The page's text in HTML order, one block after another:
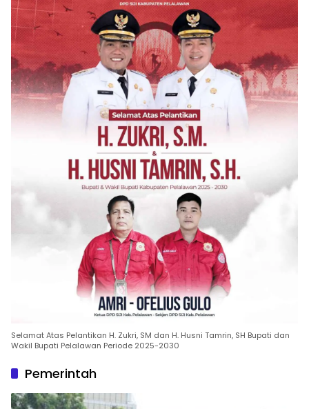
Selamat Atas Pelantikan H. Zukri, SM dan H. Husni Tamrin, SH Bupati dan
Wakil Bupati Pelalawan Periode 2025-2030
Pemerintah